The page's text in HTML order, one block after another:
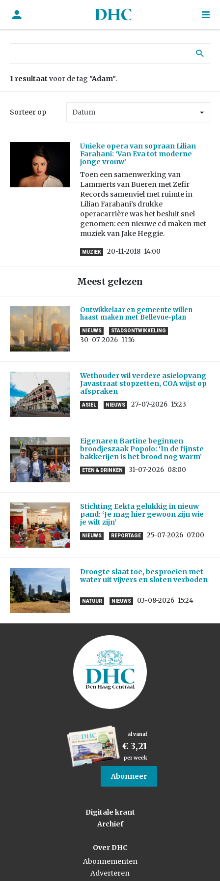
1 resultaat voor de tag "Adam".
Sorteer op
Unieke opera van sopraan Lilian
Farahani: ‘Van Eva tot moderne
jonge vrouw’
Toen een samenwerking van
Lammerts van Bueren met Zefir
Records samenviel met ruimte in
Lilian Farahani’s drukke
operacarrière was het besluit snel
genomen: een nieuwe cd maken met
muziek van Jake Heggie.
MUZIEK 20-11-2018 14:00
Meest gelezen
Ontwikkelaar en gemeente willen
haast maken met Bellevue-plan
NIEUWS STADSONTWIKKELING
30-07-2026 11:16
Wethouder wil verdere asielopvang
Javastraat stopzetten, COA wijst op
afspraken
ASIEL NIEUWS 27-07-2026 15:23
Eigenaren Bartine beginnen
broodjeszaak Popolo: ‘In de fijnste
bakkerijen is het brood nog warm’
ETEN & DRINKEN 31-07-2026 08:00
Stichting Eekta gelukkig in nieuw
pand: ‘Je mag hier gewoon zijn wie
je wilt zijn’
NIEUWS REPORTAGE 25-07-2026 07:00
Droogte slaat toe, besproeien met
water uit vijvers en sloten verboden
NATUUR NIEUWS 03-08-2026 15:24
al vanaf
€ 3,21
per week
Abonneer
Digitale krant
Archief
Over DHC
Abonnementen
Adverteren